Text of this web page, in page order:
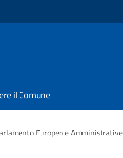
il Comune
Europeo e